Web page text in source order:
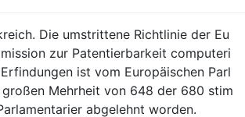
Die umstrittene Richtlinie der Eu
zur Patentierbarkeit computeri
ist vom Europäischen Parl
Mehrheit von 648 der 680 stim
abgelehnt worden.